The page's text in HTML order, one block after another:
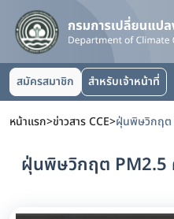
สมัครสมาชิก สำหรับเจ้าหน้าที่
หน้าแรก>ข่าวสาร CCE>ฝุ่นพิษวิกฤต
ฝุ่นพิษวิกฤต PM2.5